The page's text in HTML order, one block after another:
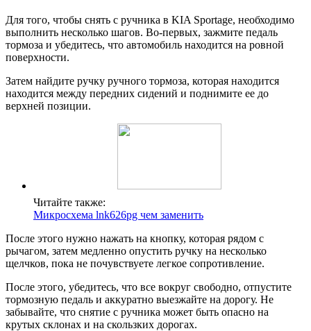
Для того, чтобы снять с ручника в KIA Sportage, необходимо
выполнить несколько шагов. Во-первых, зажмите педаль
тормоза и убедитесь, что автомобиль находится на ровной
поверхности.
Затем найдите ручку ручного тормоза, которая находится
находится между передних сидений и поднимите ее до
верхней позиции.
Читайте также:
Микросхема lnk626pg чем заменить
После этого нужно нажать на кнопку, которая рядом с
рычагом, затем медленно опустить ручку на несколько
щелчков, пока не почувствуете легкое сопротивление.
После этого, убедитесь, что все вокруг свободно, отпустите
тормозную педаль и аккуратно выезжайте на дорогу. Не
забывайте, что снятие с ручника может быть опасно на
крутых склонах и на скользких дорогах.